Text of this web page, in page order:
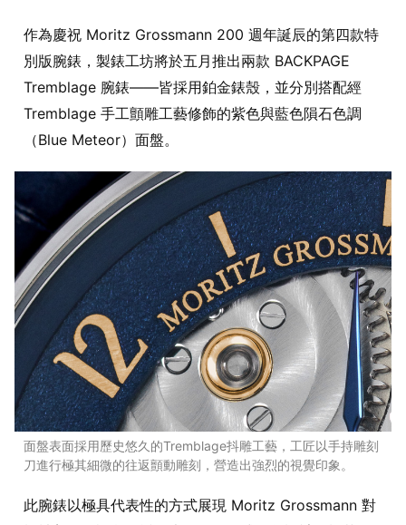
作為慶祝 Moritz Grossmann 200 週年誕辰的第四款特
別版腕錶，製錶工坊將於五月推出兩款 BACKPAGE
Tremblage 腕錶——皆採用鉑金錶殼，並分別搭配經
Tremblage 手工顫雕工藝修飾的紫色與藍色隕石色調
（Blue Meteor）面盤。
面盤表面採用歷史悠久的Tremblage抖雕工藝，工匠以手持雕刻
刀進行極其細微的往返顫動雕刻，營造出強烈的視覺印象。
此腕錶以極具代表性的方式展現 Moritz Grossmann 對